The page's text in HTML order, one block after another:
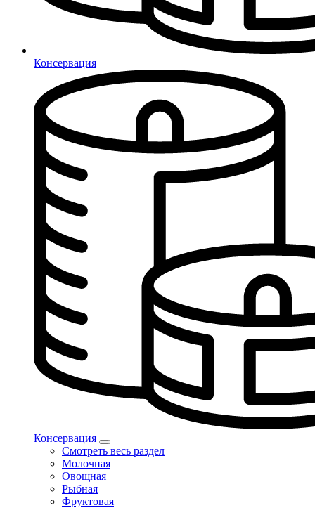
Консервация
Консервация
Смотреть весь раздел
Молочная
Овощная
Рыбная
Фруктовая